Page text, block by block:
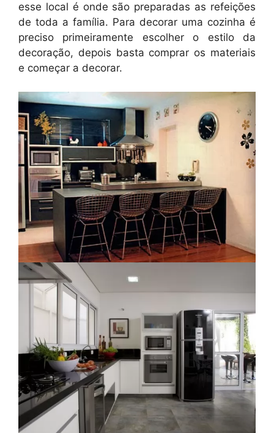
esse local é onde são preparadas as refeições
de toda a família. Para decorar uma cozinha é
preciso primeiramente escolher o estilo da
decoração, depois basta comprar os materiais
e começar a decorar.